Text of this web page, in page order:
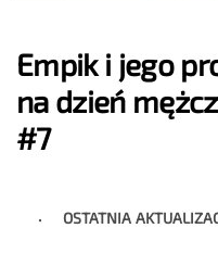
Empik i jego
na dzień
#7
OSTATNIA